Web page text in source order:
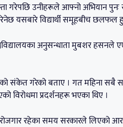
गरेपछि उनीहरूले आफ्नो अभियान पुनः
यसबारे विद्यार्थी समूहबीच छलफल
अनुसन्धाता मुबशर हसनले
संकेत गरेको बताए । गत महिना सबै
विरोधमा प्रदर्शनहरू भएका थिए ।
रहेका समय सरकारले लिएको